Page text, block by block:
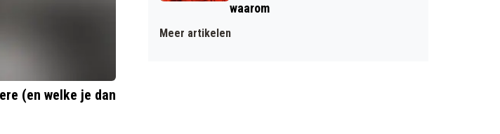
(en welke je dan
waarom
Meer artikelen